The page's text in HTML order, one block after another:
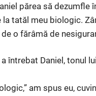
părea să dezumfle
la tatăl meu biologic.
o fărâmă de
a întrebat Daniel, tonul
am spus eu,